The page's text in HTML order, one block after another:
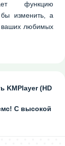
функцию
бы изменить, а
ваших любимых
KMPlayer (HD
С высокой